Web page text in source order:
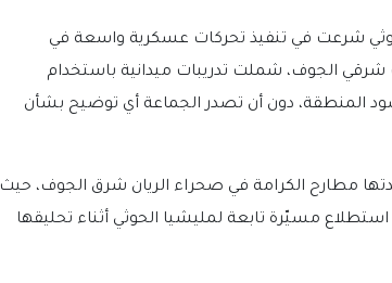
شرعت في تنفيذ تحركات عسكرية واسعة في
الجوف، شملت تدريبات ميدانية باستخدام
المنطقة، دون أن تصدر الجماعة أي توضيح بشأن
مطارح الكرامة في صحراء الريان شرق الجوف، حيث
مسيّرة تابعة لمليشيا الحوثي أثناء تحليقها